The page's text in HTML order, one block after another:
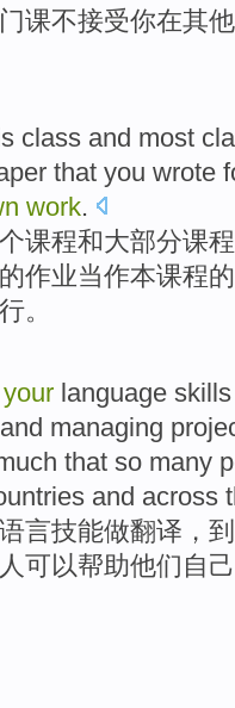
门课不接受你在其他
class and most
that you wrote
work.
课程和大部分课程
的作业当作本课程
。
your language
managing
that so many
and across
言技能做翻译，
可以帮助他们自